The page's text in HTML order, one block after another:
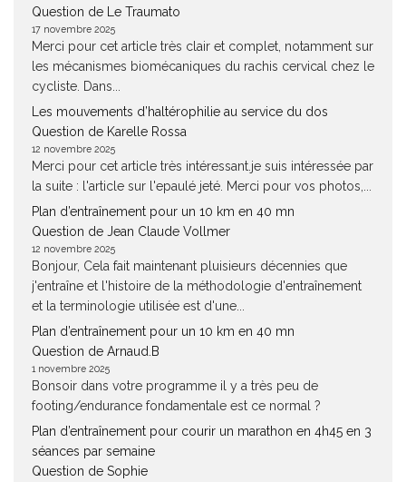
Question de Le Traumato
17 novembre 2025
Merci pour cet article très clair et complet, notamment sur
les mécanismes biomécaniques du rachis cervical chez le
cycliste. Dans...
Les mouvements d’haltérophilie au service du dos
Question de Karelle Rossa
12 novembre 2025
Merci pour cet article très intéressant.je suis intéressée par
la suite : l'article sur l'epaulé jeté. Merci pour vos photos,...
Plan d’entraînement pour un 10 km en 40 mn
Question de Jean Claude Vollmer
12 novembre 2025
Bonjour, Cela fait maintenant pluisieurs décennies que
j'entraîne et l'histoire de la méthodologie d'entraînement
et la terminologie utilisée est d'une...
Plan d’entraînement pour un 10 km en 40 mn
Question de Arnaud.B
1 novembre 2025
Bonsoir dans votre programme il y a très peu de
footing/endurance fondamentale est ce normal ?
Plan d’entraînement pour courir un marathon en 4h45 en 3
séances par semaine
Question de Sophie